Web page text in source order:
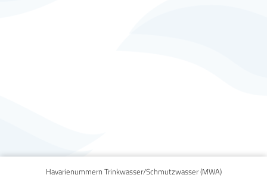
Published on8. April 2016
Havarienummern Trinkwasser/Schmutzwasser (MWA)